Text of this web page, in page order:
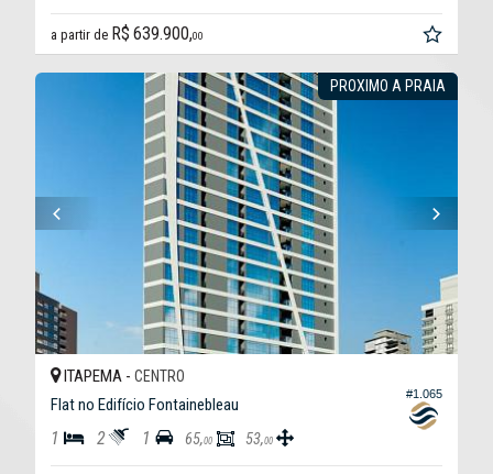
a partir de R$ 639.900,00
PROXIMO A PRAIA
#1.065
ITAPEMA - CENTRO
Flat no Edifício Fontainebleau
1 2 1 65,00 53,00